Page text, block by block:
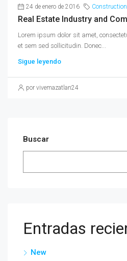
24 de enero de 2016 Construction
Real Estate Industry and
Lorem ipsum dolor sit amet,
et sem sed sollicitudin. Donec...
Sigue leyendo
por vivemazatlan24
Buscar
Entradas
New